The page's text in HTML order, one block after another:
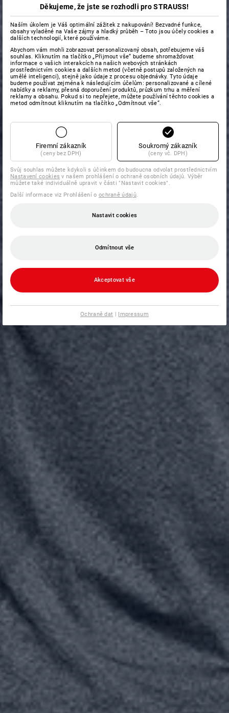
Děkujeme, že jste se rozhodli pro STRAUSS!
Naším úkolem je Váš optimální zážitek z nakupování! Bezvadné funkce,
obsahy vyladěné na Vaše zájmy a hladký průběh – Toto jsou účely cookies a
dalších technologií, které používáme.
Abychom vám mohli zobrazovat personalizovaný obsah, potřebujeme váš
souhlas. Kliknutím na tlačítko „Přijmout vše“ budeme shromažďovat
informace o vašich interakcích na našich webových stránkách
prostřednictvím cookies a dalších metod (včetně postupů založených na
umělé inteligenci), stejně jako údaje z procesu objednávky. Tyto údaje
budeme používat zejména k následujícím účelům: personalizované a cílené
nabídky a reklamy, přesná doporučení produktů, průzkum trhu a měření
reklamy a obsahu. Pokud si to nepřejete, můžete používání těchto cookies a
metod odmítnout kliknutím na tlačítko „Odmítnout vše“.
Firemní zákazník
(ceny bez DPH)
Soukromý zákazník
(ceny vč. DPH)
Svůj souhlas můžete kdykoli s účinkem do budoucna odvolat prostřednictvím
Nastavení cookies v našem prohlášení o ochraně osobních údajů. Výběr
můžete také individuálně upravit v části "Nastavit cookies".
Další informace viz Prohlášení o ochraně údajů.
Nastavit cookies
Odmítnout vše
Akceptovat vše
Ochraně dat | Impressum